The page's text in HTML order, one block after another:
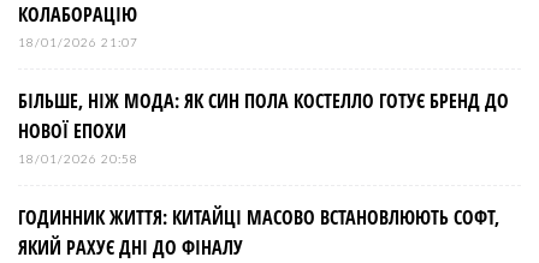
КОЛАБОРАЦІЮ
18/01/2026 21:07
БІЛЬШЕ, НІЖ МОДА: ЯК СИН ПОЛА КОСТЕЛЛО ГОТУЄ БРЕНД ДО
НОВОЇ ЕПОХИ
18/01/2026 20:58
ГОДИННИК ЖИТТЯ: КИТАЙЦІ МАСОВО ВСТАНОВЛЮЮТЬ СОФТ,
ЯКИЙ РАХУЄ ДНІ ДО ФІНАЛУ